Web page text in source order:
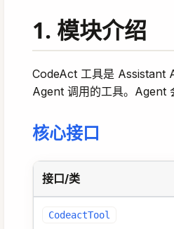
1. 模块介绍
CodeAct 工具是 Assistant
Agent 调用的工具。Agent
核心接口
接口/类
CodeactTool